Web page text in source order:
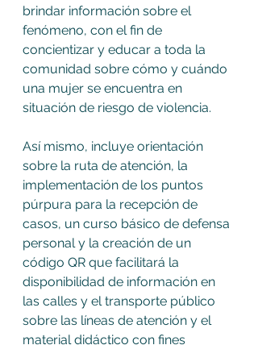
brindar información sobre el
fenómeno, con el fin de
concientizar y educar a toda la
comunidad sobre cómo y cuándo
una mujer se encuentra en
situación de riesgo de violencia.
Así mismo, incluye orientación
sobre la ruta de atención, la
implementación de los puntos
púrpura para la recepción de
casos, un curso básico de defensa
personal y la creación de un
código QR que facilitará la
disponibilidad de información en
las calles y el transporte público
sobre las líneas de atención y el
material didáctico con fines